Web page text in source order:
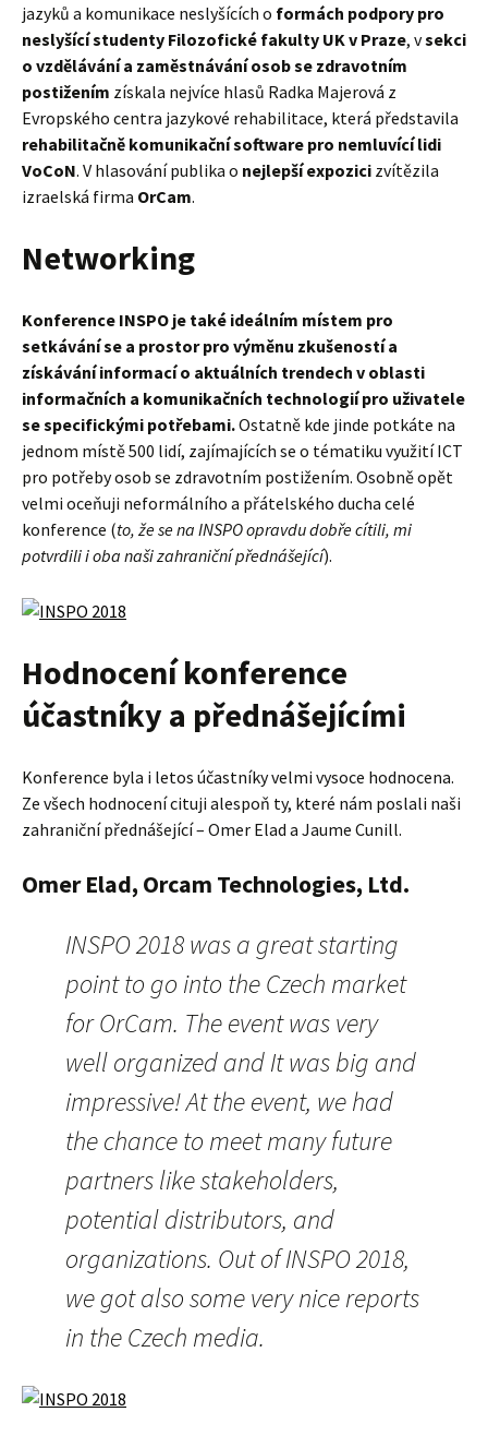
jazyků a komunikace neslyšících o formách podpory pro
neslyšící studenty Filozofické fakulty UK v Praze, vsekci
o vzdělávání a zaměstnávání osob se zdravotním
postižením získala nejvíce hlasů Radka Majerová z
Evropského centra jazykové rehabilitace, která představila
rehabilitačně komunikační software pro nemluvící lidi
VoCoN. V hlasování publika o nejlepší expozici zvítězila
izraelská firma OrCam.
Networking
Konference INSPO je také ideálním místem pro
setkávání se a prostor pro výměnu zkušeností a
získávání informací o aktuálních trendech v oblasti
informačních a komunikačních technologií pro uživatele
se specifickými potřebami.Ostatně kde jinde potkáte na
jednom místě 500 lidí, zajímajících se o tématiku využití ICT
pro potřeby osob se zdravotním postižením. Osobně opět
velmi oceňuji neformálního a přátelského ducha celé
konference (to, že se na INSPO opravdu dobře cítili, mi
potvrdili i oba naši zahraniční přednášející).
Hodnocení konference
účastníky a přednášejícími
Konference byla i letos účastníky velmi vysoce hodnocena.
Ze všech hodnocení cituji alespoň ty, které nám poslali naši
zahraniční přednášející – Omer Elad a Jaume Cunill.
Omer Elad, Orcam Technologies, Ltd.
INSPO 2018 was a great starting
point to go into the Czech market
for OrCam. The event was very
well organized and It was big and
impressive! At the event, we had
the chance to meet many future
partners like stakeholders,
potential distributors, and
organizations. Out of INSPO 2018,
we got also some very nice reports
in the Czech media.